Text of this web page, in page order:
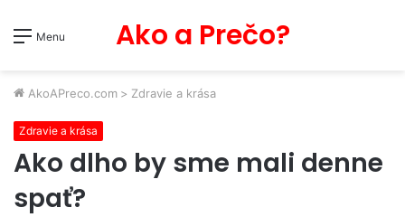
Menu Ako a Prečo?
AkoAPreco.com > Zdravie a krása
Zdravie a krása
Ako dlho by sme mali denne
spať?